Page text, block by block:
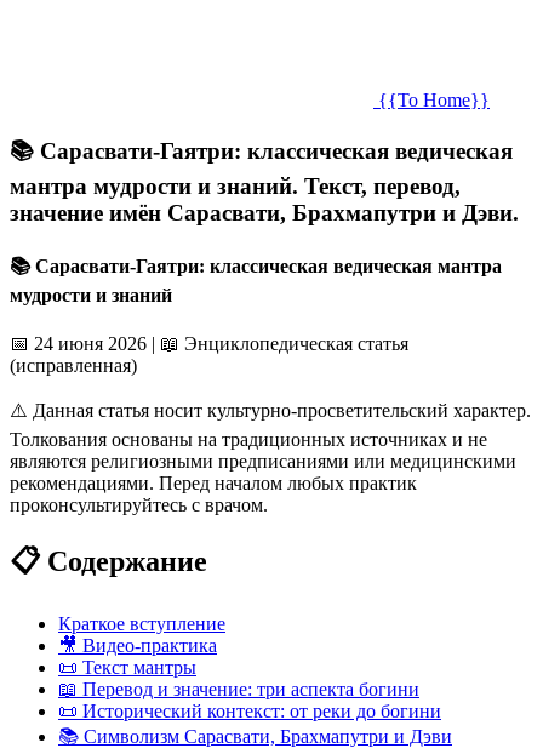
{{To Home}}
📚 Сарасвати-Гаятри: классическая ведическая
мантра мудрости и знаний. Текст, перевод,
значение имён Сарасвати, Брахмапутри и Дэви.
📚 Сарасвати-Гаятри: классическая ведическая мантра
мудрости и знаний
📅 24 июня 2026 | 📖 Энциклопедическая статья
(исправленная)
⚠️ Данная статья носит культурно-просветительский характер.
Толкования основаны на традиционных источниках и не
являются религиозными предписаниями или медицинскими
рекомендациями. Перед началом любых практик
проконсультируйтесь с врачом.
📋 Содержание
Краткое вступление
🎥 Видео-практика
📜 Текст мантры
📖 Перевод и значение: три аспекта богини
📜 Исторический контекст: от реки до богини
📚 Символизм Сарасвати, Брахмапутри и Дэви